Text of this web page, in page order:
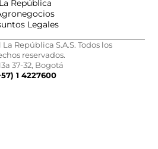
La República
Legales
República S.A.S. Todos los
reservados.
37-32, Bogotá
1 4227600